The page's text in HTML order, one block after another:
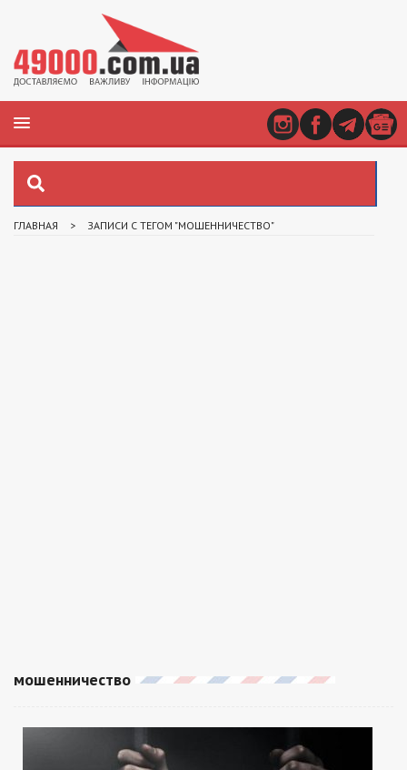
ГЛАВНАЯ > ЗАПИСИ С ТЕГОМ "МОШЕННИЧЕСТВО"
мошенничество